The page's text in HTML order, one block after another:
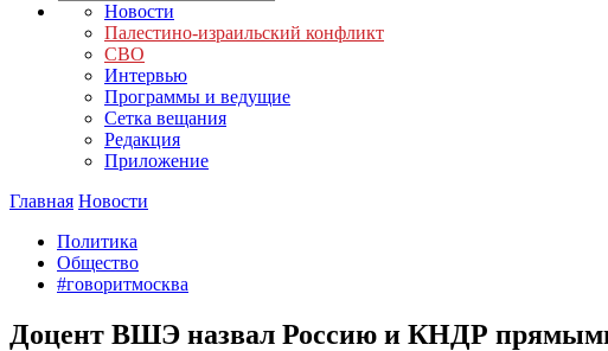
Новости
Палестино-израильский конфликт
СВО
Интервью
Программы и ведущие
Сетка вещания
Редакция
Приложение
Главная Новости
Политика
Общество
#говоритмосква
Доцент ВШЭ назвал Россию и КНДР